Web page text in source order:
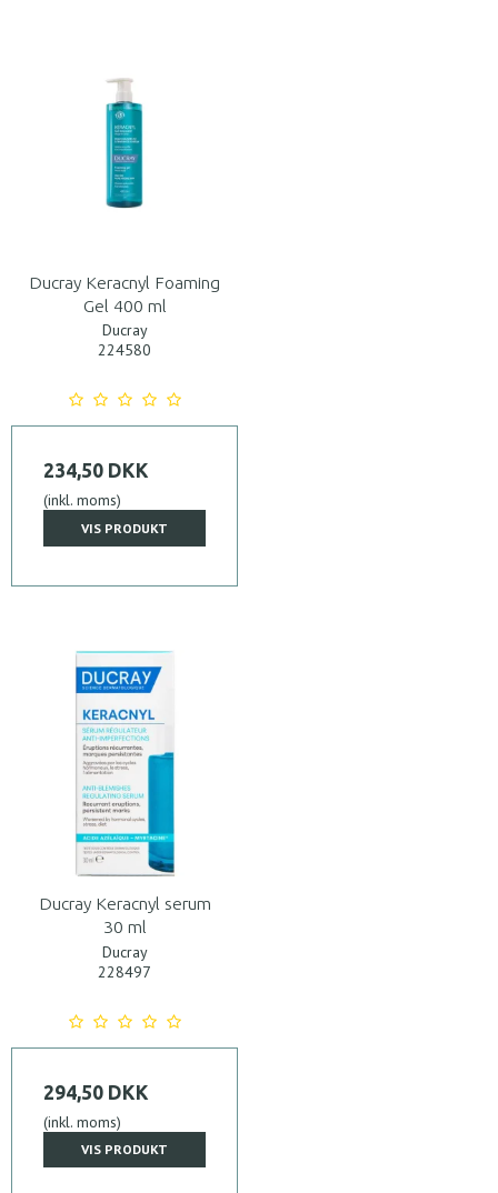
Ducray Keracnyl Foaming
Gel 400 ml
Ducray
224580
234,50 DKK
(inkl. moms)
VIS PRODUKT
Ducray Keracnyl serum
30 ml
Ducray
228497
294,50 DKK
(inkl. moms)
VIS PRODUKT